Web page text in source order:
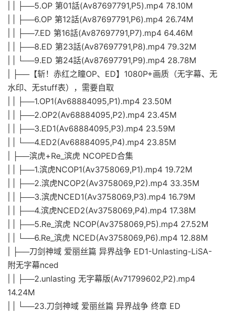
| | ├──5.OP 第01話(Av87697791,P5).mp4 78.10M
| | ├──6.OP 第12話(Av87697791,P6).mp4 26.74M
| | ├──7.ED 第16話(Av87697791,P7).mp4 64.46M
| | ├──8.ED 第23話(Av87697791,P8).mp4 79.32M
| | └──9.ED 第24話(Av87697791,P9).mp4 28.78M
| ├──【斩！赤红之瞳OP、ED】1080P+画质（无字幕、无
水印、无stuff表），需要自取
| | ├──1.OP1(Av68884095,P1).mp4 23.50M
| | ├──2.OP2(Av68884095,P2).mp4 23.45M
| | ├──3.ED1(Av68884095,P3).mp4 23.59M
| | └──4.ED2(Av68884095,P4).mp4 23.85M
| ├──滨虎+Re_滨虎 NCOPED合集
| | ├──1.滨虎NCOP1(Av3758069,P1).mp4 19.72M
| | ├──2.滨虎NCOP2(Av3758069,P2).mp4 33.35M
| | ├──3.滨虎NCED1(Av3758069,P3).mp4 16.79M
| | ├──4.滨虎NCED2(Av3758069,P4).mp4 17.38M
| | ├──5.Re_滨虎 NCOP(Av3758069,P5).mp4 27.52M
| | └──6.Re_滨虎 NCED(Av3758069,P6).mp4 12.88M
| ├──刀剑神域 爱丽丝篇 异界战争 ED1-Unlasting-LiSA-
附无字幕nced
| | ├──2.unlasting 无字幕版(Av71799602,P2).mp4
14.24M
| | └──23.刀剑神域 爱丽丝篇 异界战争 终章 ED